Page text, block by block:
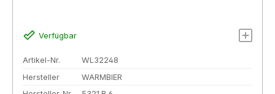
Verfügbar
Artikel-Nr.
WL32248
Hersteller
WARMBIER